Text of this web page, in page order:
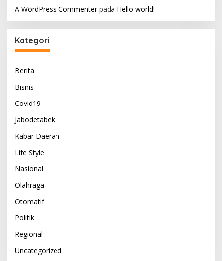
A WordPress Commenterpada Hello world!
Kategori
Berita
Bisnis
Covid19
Jabodetabek
Kabar Daerah
Life Style
Nasional
Olahraga
Otomatif
Politik
Regional
Uncategorized